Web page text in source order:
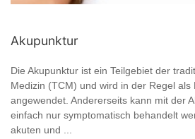
Akupunktur
Die Akupunktur ist ein Teilgebiet der
Medizin (TCM) und wird in der Regel als
angewendet. Andererseits kann mit der
einfach nur symptomatisch behandelt
akuten und ...